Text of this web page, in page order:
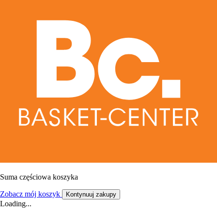
Suma częściowa koszyka
Zobacz mój koszyk Kontynuuj zakupy
Loading...